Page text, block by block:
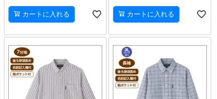
カートに入れる カートに入れる